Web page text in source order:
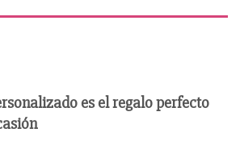
es el regalo perfecto